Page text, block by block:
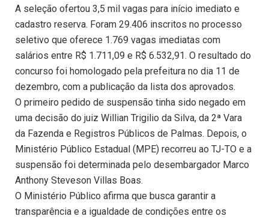
A seleção ofertou 3,5 mil vagas para início imediato e
cadastro reserva. Foram 29.406 inscritos no processo
seletivo que oferece 1.769 vagas imediatas com
salários entre R$ 1.711,09 e R$ 6.532,91. O resultado do
concurso foi homologado pela prefeitura no dia 11 de
dezembro, com a publicação da lista dos aprovados.
O primeiro pedido de suspensão tinha sido negado em
uma decisão do juiz Willian Trigilio da Silva, da 2ª Vara
da Fazenda e Registros Públicos de Palmas. Depois, o
Ministério Público Estadual (MPE) recorreu ao TJ-TO e a
suspensão foi determinada pelo desembargador Marco
Anthony Steveson Villas Boas.
O Ministério Público afirma que busca garantir a
transparência e a igualdade de condições entre os